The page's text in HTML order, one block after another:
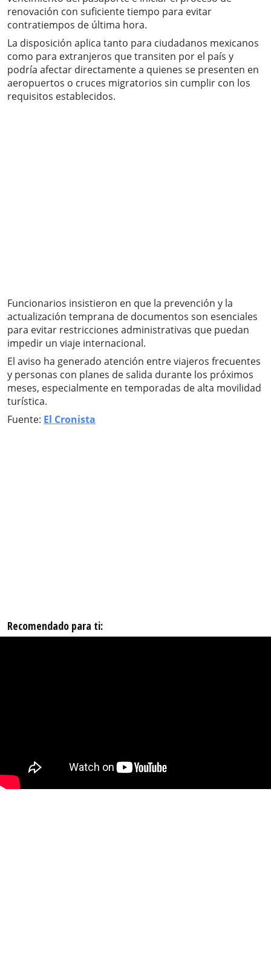
renovación con suficiente tiempo para evitar
contratiempos de última hora.
La disposición aplica tanto para ciudadanos mexicanos
como para extranjeros que transiten por el país y
podría afectar directamente a quienes se presenten en
aeropuertos o cruces migratorios sin cumplir con los
requisitos establecidos.
Funcionarios insistieron en que la prevención y la
actualización temprana de documentos son esenciales
para evitar restricciones administrativas que puedan
impedir un viaje internacional.
El aviso ha generado atención entre viajeros frecuentes
y personas con planes de salida durante los próximos
meses, especialmente en temporadas de alta movilidad
turística.
Fuente: El Cronista
Recomendado para ti: